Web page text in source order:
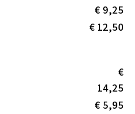
€ 9,25
€ 12,50
€
14,25
€ 5,95